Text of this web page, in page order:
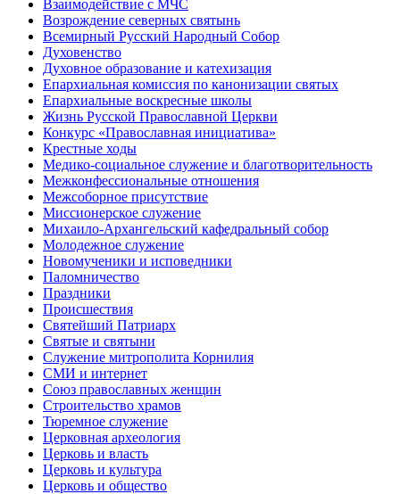
Взаимодействие с МЧС
Возрождение северных святынь
Всемирный Русский Народный Собор
Духовенство
Духовное образование и катехизация
Епархиальная комиссия по канонизации святых
Епархиальные воскресные школы
Жизнь Русской Православной Церкви
Конкурс «Православная инициатива»
Крестные ходы
Медико-социальное служение и благотворительность
Межконфессиональные отношения
Межсоборное присутствие
Миссионерское служение
Михаило-Архангельский кафедральный собор
Молодежное служение
Новомученики и исповедники
Паломничество
Праздники
Происшествия
Святейший Патриарх
Святые и святыни
Служение митрополита Корнилия
СМИ и интернет
Союз православных женщин
Строительство храмов
Тюремное служение
Церковная археология
Церковь и власть
Церковь и культура
Церковь и общество